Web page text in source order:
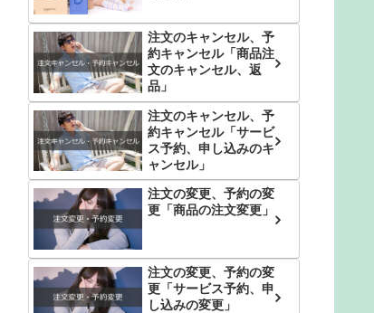
注文のキャンセル、予
約キャンセル「商品注
文のキャンセル、返
品」
注文のキャンセル、予
約キャンセル「サービ
ス予約、申し込みのキ
ャンセル」
注文の変更、予約の変
更「商品の注文変更」
注文の変更、予約の変
更「サービス予約、申
し込みの変更」